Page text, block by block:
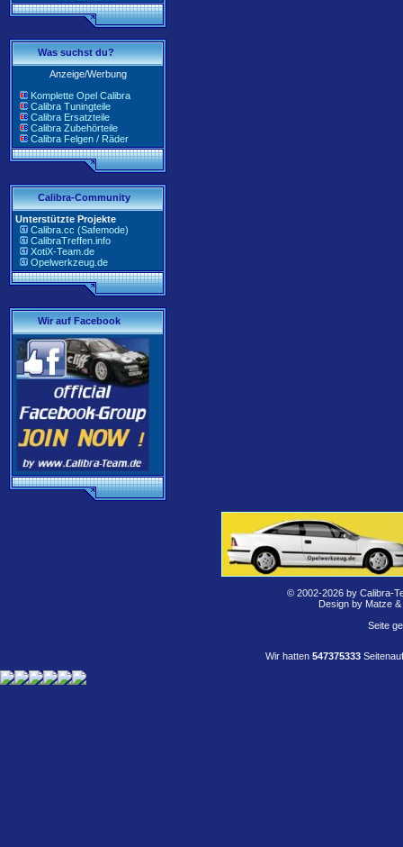
Was suchst du?
Anzeige/Werbung
Komplette Opel Calibra
Calibra Tuningteile
Calibra Ersatzteile
Calibra Zubehörteile
Calibra Felgen / Räder
Calibra-Community
Unterstützte Projekte
Calibra.cc (Safemode)
CalibraTreffen.info
XotiX-Team.de
Opelwerkzeug.de
Wir auf Facebook
© 2002-2026 by Calibra-
Design by Matze
Seite
Wir hatten 547375333